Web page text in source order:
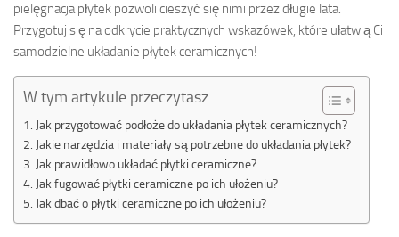
pielęgnacja płytek pozwoli cieszyć się nimi przez długie lata.
Przygotuj się na odkrycie praktycznych wskazówek, które ułatwią Ci
samodzielne układanie płytek ceramicznych!
W tym artykule przeczytasz
Jak przygotować podłoże do układania płytek ceramicznych?
Jakie narzędzia i materiały są potrzebne do układania płytek?
Jak prawidłowo układać płytki ceramiczne?
Jak fugować płytki ceramiczne po ich ułożeniu?
Jak dbać o płytki ceramiczne po ich ułożeniu?